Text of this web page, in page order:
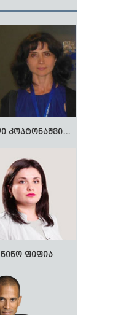
ლალი კოპტონაშვილი
ნინო ფიფია